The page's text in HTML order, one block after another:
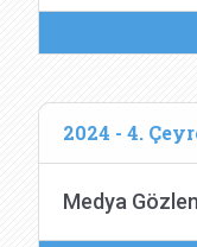
2024 - 4.
Medya